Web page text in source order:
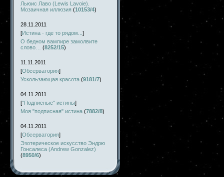
Льюис Лаво (Lewis Lavoie).
Мозаичная иллюзия (10153/4)
28.11.2011
[Истина - где то рядом... ]
О бедном вампире замолвите
слово…
(8252/15)
11.11.2011
[Обсерватория]
Ускользающая красота (9181/7)
04.11.2011
["Подписные" истины]
Моя "подписная" истина (7882/8)
04.11.2011
[Обсерватория]
Эзотерическое искусство Эндрю
Гонсалеса (Andrew Gonzalez)
(8950/6)